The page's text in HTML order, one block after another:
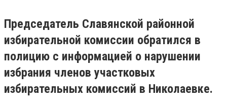
Председатель Славянской районной
избирательной комиссии обратился в
полицию с информацией о нарушении
избрания членов участковых
избирательных комиссий в Николаевке.